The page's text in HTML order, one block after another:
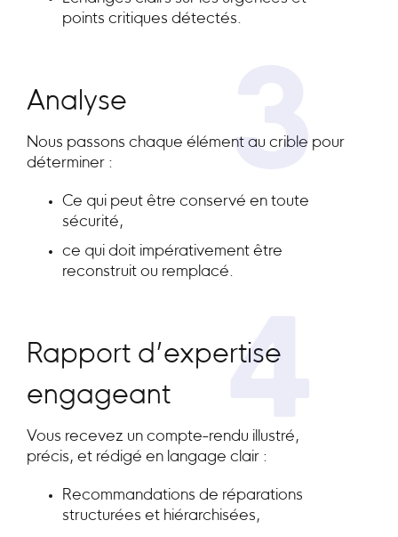
points critiques détectés.
3
Analyse
Nous passons chaque élément au crible pour
déterminer :
Ce qui peut être conservé en toute
sécurité,
ce qui doit impérativement être
reconstruit ou remplacé.
4
Rapport d’expertise
engageant
Vous recevez un compte-rendu illustré,
précis, et rédigé en langage clair :
Recommandations de réparations
structurées et hiérarchisées,